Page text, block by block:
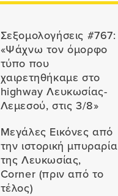
Σεξομολογήσεις #767:
«Ψάχνω τον όμορφο
τύπο που
χαιρετηθήκαμε στο
highway Λευκωσίας-
Λεμεσού, στις 3/8»
Μεγάλες Εικόνες από
την ιστορική μπυραρία
της Λευκωσίας,
Corner (πριν από το
τέλος)